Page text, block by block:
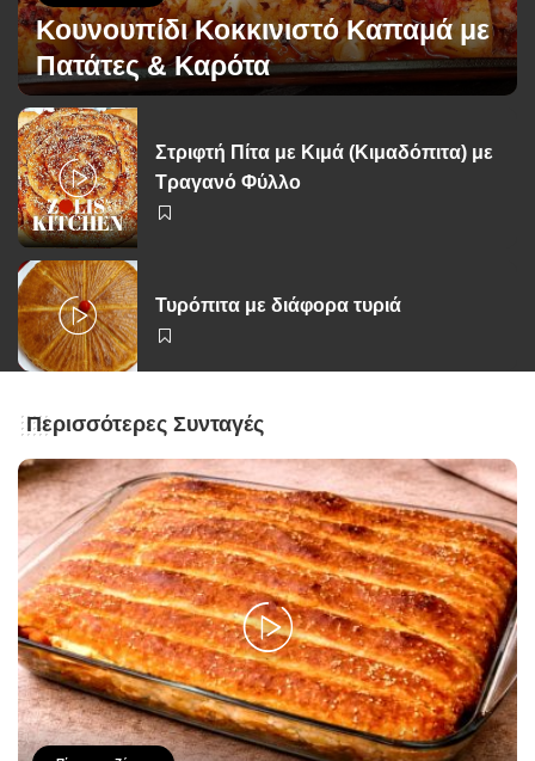
Κουνουπίδι Κοκκινιστό Καπαμά με
Πατάτες & Καρότα
Posted
by
George Zolis 2 Ιουνίου 2026
Στριφτή Πίτα με Κιμά (Κιμαδόπιτα) με
Τραγανό Φύλλο
Τυρόπιτα με διάφορα τυριά
Περισσότερες Συνταγές